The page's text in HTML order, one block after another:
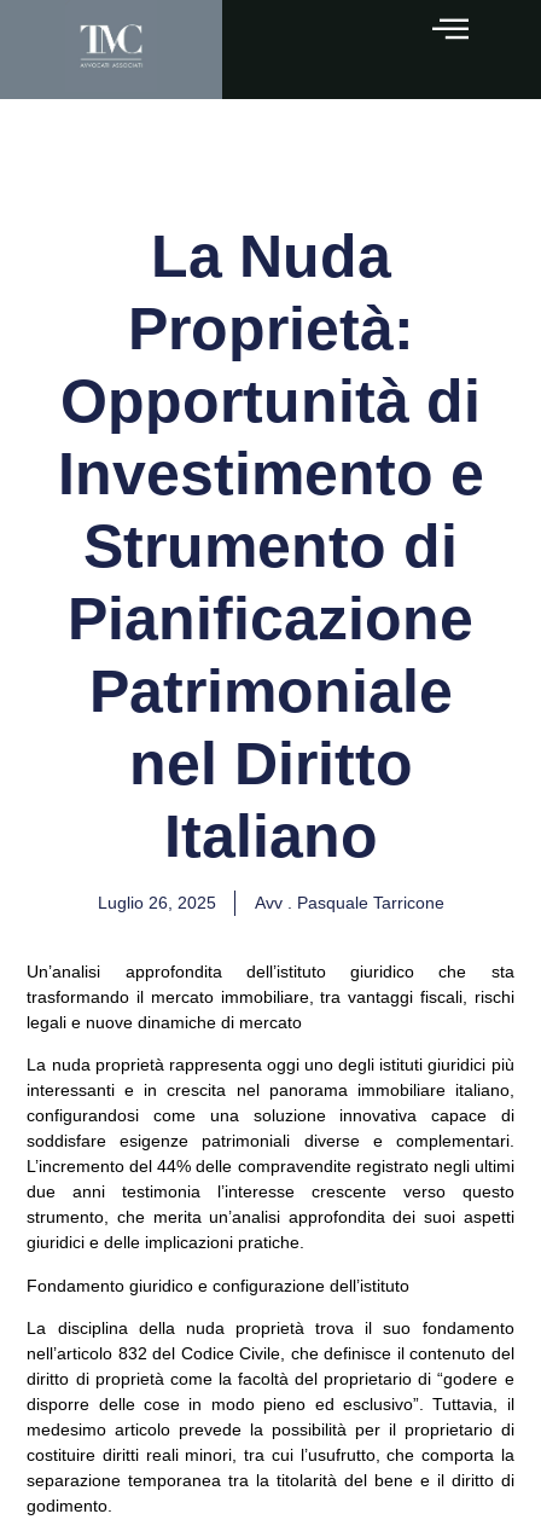
La Nuda
Proprietà:
Opportunità di
Investimento e
Strumento di
Pianificazione
Patrimoniale
nel Diritto
Italiano
Luglio 26, 2025 Avv . Pasquale Tarricone
Un’analisi approfondita dell’istituto giuridico che sta
trasformando il mercato immobiliare, tra vantaggi fiscali, rischi
legali e nuove dinamiche di mercato
La nuda proprietà rappresenta oggi uno degli istituti giuridici più
interessanti e in crescita nel panorama immobiliare italiano,
configurandosi come una soluzione innovativa capace di
soddisfare esigenze patrimoniali diverse e complementari.
L’incremento del 44% delle compravendite registrato negli ultimi
due anni testimonia l’interesse crescente verso questo
strumento, che merita un’analisi approfondita dei suoi aspetti
giuridici e delle implicazioni pratiche.
Fondamento giuridico e configurazione dell’istituto
La disciplina della nuda proprietà trova il suo fondamento
nell’articolo 832 del Codice Civile , che definisce il contenuto del
diritto di proprietà come la facoltà del proprietario di “godere e
disporre delle cose in modo pieno ed esclusivo”. Tuttavia, il
medesimo articolo prevede la possibilità per il proprietario di
costituire diritti reali minori, tra cui l’usufrutto, che comporta la
separazione temporanea tra la titolarità del bene e il diritto di
godimento.